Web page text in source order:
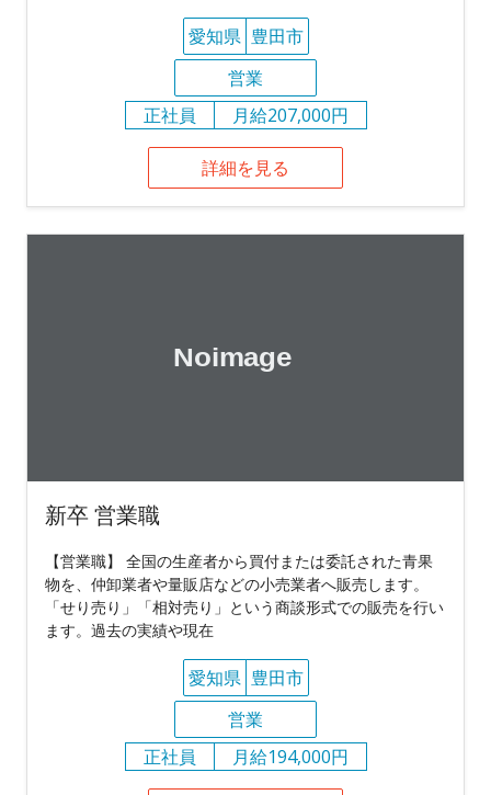
愛知県 豊田市
営業
正社員
月給207,000円
詳細を見る
新卒 営業職
【営業職】 全国の生産者から買付または委託された青果
物を、仲卸業者や量販店などの小売業者へ販売します。
「せり売り」「相対売り」という商談形式での販売を行い
ます。過去の実績や現在
愛知県 豊田市
営業
正社員
月給194,000円